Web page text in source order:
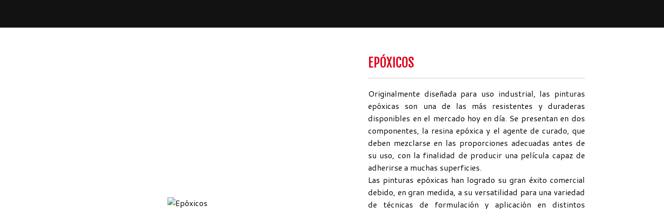
EPÓXICOS
Originalmente diseñada para uso industrial, las pinturas
epóxicas son una de las más resistentes y duraderas
disponibles en el mercado hoy en día. Se presentan en dos
componentes, la resina epóxica y el agente de curado, que
deben mezclarse en las proporciones adecuadas antes de
su uso, con la finalidad de producir una película capaz de
adherirse a muchas superficies.
Las pinturas epóxicas han logrado su gran éxito comercial
debido, en gran medida, a su versatilidad para una variedad
de técnicas de formulación y aplicación en distintos